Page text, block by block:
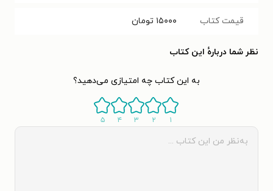
قیمت کتاب ۱۵۰۰۰ تومان
نظر شما دربارهٔ این کتاب
به این کتاب چه امتیازی می‌دهید؟
۱ ۲ ۳ ۴ ۵